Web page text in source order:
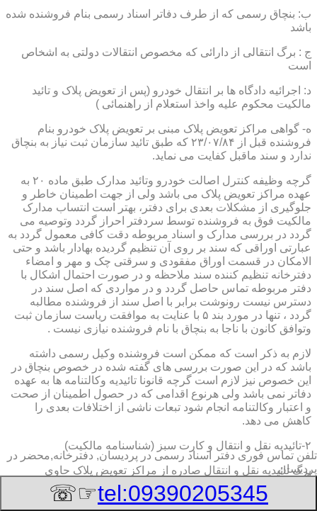
ب: بنچاق رسمی که از طرف دفاتر اسناد رسمی بنام فروشنده شده
باشد
ج : برگ انتقالی از دارائی که مخصوص انتقالات دولتی به اشخاص
است
د: اجرائیه دادگاه ها بر انتقال خودرو (پس از تعویض پلاک و تائید
مالکیت محکوم علیه واخذ استعلام از راهنمائی )
ه- گواهی مراکز تعویض پلاک مبنی بر تعویض پلاک خودرو بنام
فروشنده قبل از ۲۳/۰۷/۸۴ که طبق تائید سازمان ثبت نیاز به بنچاق
ندارد و سند ماقبل کفایت می نماید.
گرچه وظیفه کنترل اصالت خودرو وتائید مدارک طبق ماده ۲۰ به
عهده مراکز تعویض پلاک می باشد ولی از جهت اطمینان خاطر و
جلوگیری از مشکلات بعدی برای دفتر، بهتر است انتساب مدارک
مالکیت فوق به فروشنده توسط سردفتر احراز گردد وتوصیه می
گردد در بررسی مدارک و اسناد مربوطه دقت کافی معمول گردد به
عبارتی اوراقی که سند بر روی آن تنظیم گردیده بهادار باشد و حتی
الامکان در قسمت اوراق مفقودی و سرقتی چک و مهر و امضاء
دفترخانه تنظیم کننده سند ملاحظه و در صورت احتمال اشکال با
دفتر مربوطه تماس حاصل گردد و در مواردی که اصل سند در
دسترس نیست رونوشت برابر با اصل سند از فروشنده مطالبه
گردد ، تنها در مورد بند ۵ با عنایت به موافقت ریاست سازمان ثبت
وتوافق کانون با ناجا به بنچاق با نام فروشنده نیازی نیست .
لازم به ذکر است که ممکن است فروشنده وکیل رسمی داشته
باشد که در این صورت بررسی های گفته شده در خصوص بنچاق در
این خصوص نیز لازم است گرچه قانونا تائیدیه وکالتنامه ها به عهده
دفاتر نمی باشد ولی هرنوع اقدامی که در حصول اطمینان از صحت
و اعتبار وکالتنامه انجام شود تبعات ناشی از اختلافات بعدی را
کاهش می دهد.
۲-تائیدیه نقل و انتقال و کارت سبز (شناسنامه مالکیت)
برگ تائیدیه نقل و انتقال صادره از مراکز تعویض پلاک حاوی
مشخصات کامل خودرو اعم از نوع ، سیستم ، مدل ، رنگ ، شماره
تلفن تماس فوری دفتر اسناد رسمی در پردیسان, دفترخانه,محضر در
پردیسان
tel:09390205345
☞☏